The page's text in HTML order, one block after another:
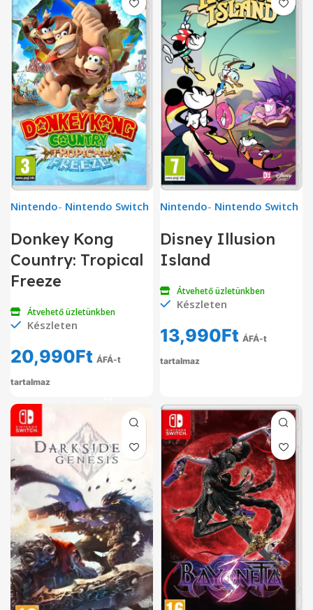
Nintendo- Nintendo Switch
Donkey Kong
Country: Tropical
Freeze
Átvehető üzletünkben
Készleten
20,990Ft ÁFÁ-t
tartalmaz
Nintendo- Nintendo Switch
Disney Illusion
Island
Átvehető üzletünkben
Készleten
13,990Ft ÁFÁ-t
tartalmaz